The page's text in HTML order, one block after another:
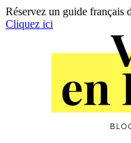
Réservez un guide français
Cliquez ici